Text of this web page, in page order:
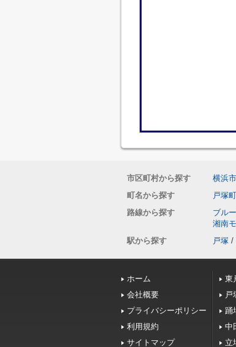
市区町村から探す 横浜
町名から探す
戸塚町
路線から探す
ブル
湘南
駅から探す
戸塚 /
ホーム
会社概要
プライバシーポリシー
利用規約
サイトマップ
東
戸
踊
中
立